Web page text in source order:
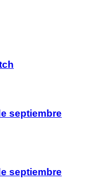
septiembre
septiembre